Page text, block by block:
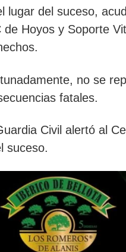
lugar del suceso,
de Hoyos y Soporte
no se
fatales.
Civil alertó al
suceso.